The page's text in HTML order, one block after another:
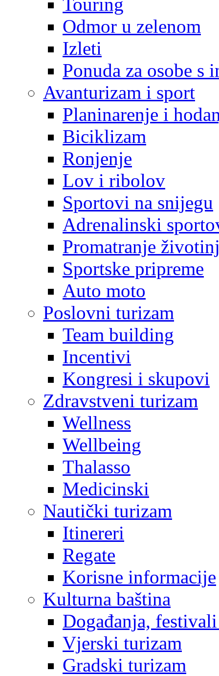
Odmor u zelenom
Izleti
Ponuda za osobe s
Avanturizam i sport
Planinarenje i
Biciklizam
Ronjenje
Lov i ribolov
Sportovi na snijegu
Adrenalinski
Promatranje
Sportske pripreme
Auto moto
Poslovni turizam
Team building
Incentivi
Kongresi i skupovi
Zdravstveni turizam
Wellness
Wellbeing
Thalasso
Medicinski
Nautički turizam
Itinereri
Regate
Korisne informacije
Kulturna baština
Događanja,
Vjerski turizam
Gradski turizam